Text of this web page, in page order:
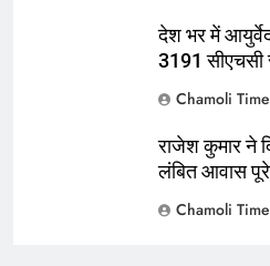
देश भर में
3191 सीएचसी
Chamoli
राजेश कुमार ने
लंबित आवास
Chamoli